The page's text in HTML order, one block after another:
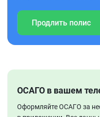
Продлить полис
ОСАГО в вашем
Оформляйте ОСАГО за